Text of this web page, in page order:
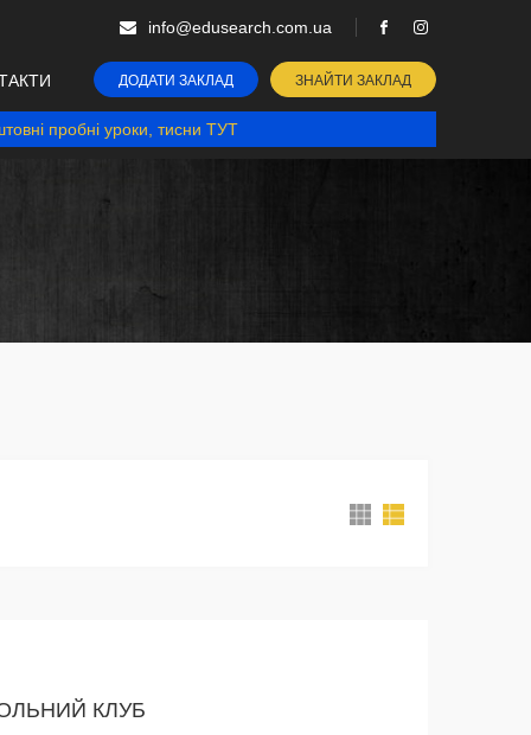
info@edusearch.com.ua
ДОДАТИ ЗАКЛАД ЗНАЙТИ ЗАКЛАД
пробні уроки, тисни ТУТ
КЛУБ